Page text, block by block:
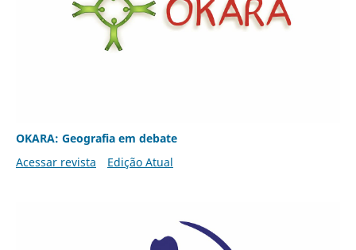
OKARA: Geografia em debate
Acessar revista
Edição Atual